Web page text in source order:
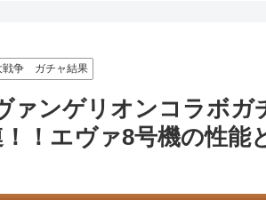
戦争 ガチャ結果
ァンゲリオンコラボ
！！エヴァ8号機の性能